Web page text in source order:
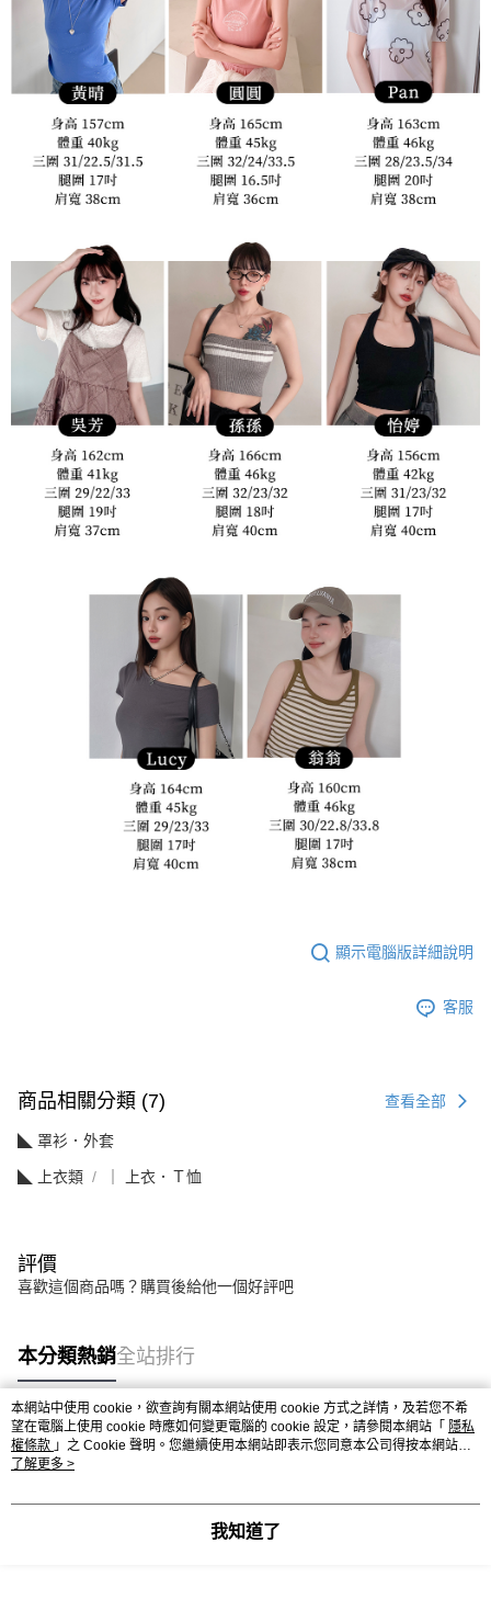
顯示電腦版詳細說明
客服
商品相關分類 (7) 查看全部
◣ 罩衫．外套
◣ 上衣類 ｜ 上衣．Ｔ恤
評價
喜歡這個商品嗎？購買後給他一個好評吧
本分類熱銷全站排行
熱門標籤
本網站中使用 cookie，欲查詢有關本網站使用 cookie 方式之詳情，及若您不希
望在電腦上使用 cookie 時應如何變更電腦的 cookie 設定，請參閱本網站「 隱私
權條款 」之 Cookie 聲明。您繼續使用本網站即表示您同意本公司得按本網站使
用條款之 Cookie 聲明使用 cookie。
了解更多 >
我知道了